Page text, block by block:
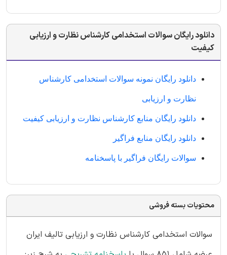
دانلود رایگان سوالات استخدامی کارشناس نظارت و ارزیابی
کیفیت
دانلود رایگان نمونه سوالات استخدامی کارشناس
نظارت و ارزیابی
دانلود رایگان منابع کارشناس نظارت و ارزیابی کیفیت
دانلود رایگان منابع فراگیر
سوالات رایگان فراگیر با پاسخنامه
محتویات بسته فروشی
سوالات استخدامی کارشناس نظارت و ارزیابی تالیف ایران